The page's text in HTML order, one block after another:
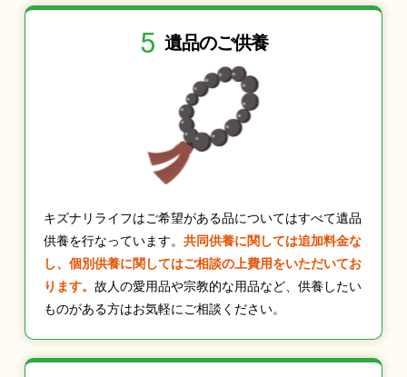
5 遺品のご供養
キズナリライフはご希望がある品についてはすべて遺品
供養を行なっています。 共同供養に関しては追加料金な
し、個別供養に関してはご相談の上費用をいただいてお
ります。 故人の愛用品や宗教的な用品など、供養したい
ものがある方はお気軽にご相談ください。